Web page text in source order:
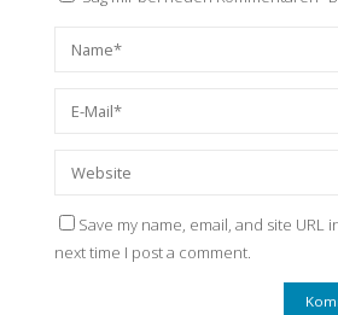
Save my name, email, and site URL
next time I post a comment.